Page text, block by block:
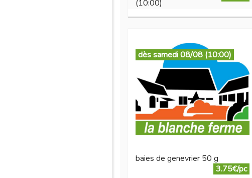
(10:00)
dès samedi 08/08 (10:00)
baies de genevrier 50 g
3.75€/pc